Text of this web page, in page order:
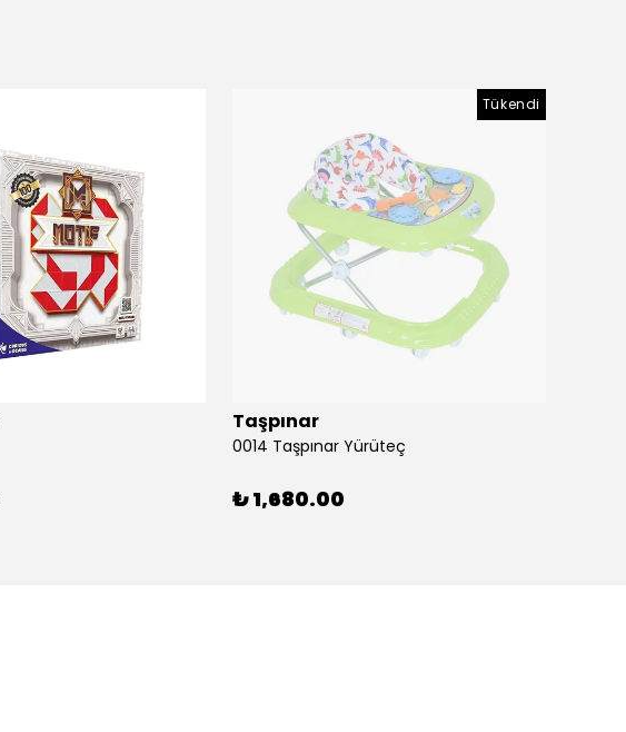
Tükendi
Taşpınar
0014 Taşpınar Yürüteç
₺ 1,680.00